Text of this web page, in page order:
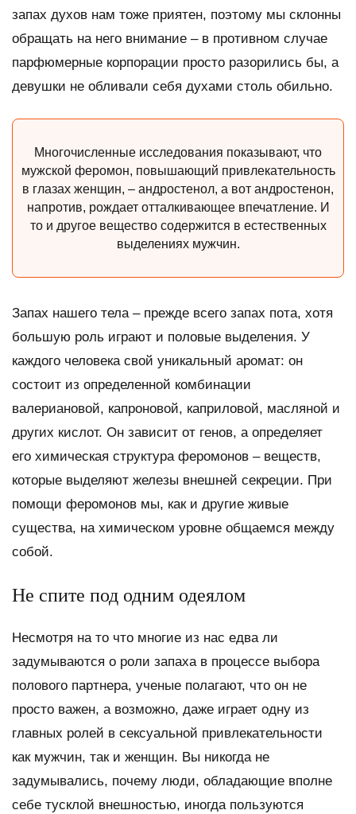
запах духов нам тоже приятен, поэтому мы склонны
обращать на него внимание – в противном случае
парфюмерные корпорации просто разорились бы, а
девушки не обливали себя духами столь обильно.
Многочисленные исследования показывают, что
мужской феромон, повышающий привлекательность
в глазах женщин, – андростенол, а вот андростенон,
напротив, рождает отталкивающее впечатление. И
то и другое вещество содержится в естественных
выделениях мужчин.
Запах нашего тела – прежде всего запах пота, хотя
большую роль играют и половые выделения. У
каждого человека свой уникальный аромат: он
состоит из определенной комбинации
валериановой, капроновой, каприловой, масляной и
других кислот. Он зависит от генов, а определяет
его химическая структура феромонов – веществ,
которые выделяют железы внешней секреции. При
помощи феромонов мы, как и другие живые
существа, на химическом уровне общаемся между
собой.
Не спите под одним одеялом
Несмотря на то что многие из нас едва ли
задумываются о роли запаха в процессе выбора
полового партнера, ученые полагают, что он не
просто важен, а возможно, даже играет одну из
главных ролей в сексуальной привлекательности
как мужчин, так и женщин. Вы никогда не
задумывались, почему люди, обладающие вполне
себе тусклой внешностью, иногда пользуются